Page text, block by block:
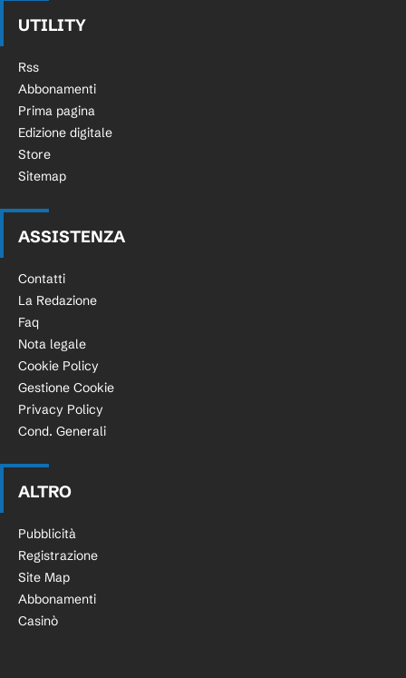
UTILITY
Rss
Abbonamenti
Prima pagina
Edizione digitale
Store
Sitemap
ASSISTENZA
Contatti
La Redazione
Faq
Nota legale
Cookie Policy
Gestione Cookie
Privacy Policy
Cond. Generali
ALTRO
Pubblicità
Registrazione
Site Map
Abbonamenti
Casinò